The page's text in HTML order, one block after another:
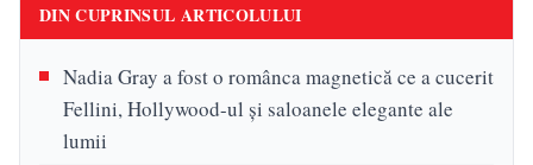
DIN CUPRINSUL ARTICOLULUI
Nadia Gray a fost o românca magnetică ce a cucerit
Fellini, Hollywood-ul și saloanele elegante ale
lumii